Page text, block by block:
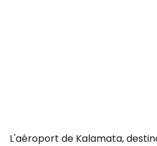
L'aéroport de Kalamata,